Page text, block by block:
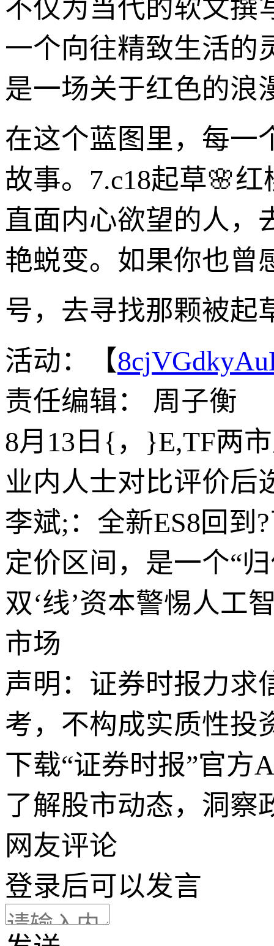
不仅为当代的软文撰
一个向往精致生活的
是一场关于红色的浪
在这个蓝图里，每一
故事。7.c18起草🌸
直面内心欲望的人，
艳蜕变。如果你也曾
号，去寻找那颗被起
活动：【
责任编辑： 周子衡
8月13日{，}E,TF两
业内人士对比评价后
李斌;：全新ES8回到
定价区间，是一个“
双‘线’资本警惕人工
市场
声明：证券时报力求
考，不构成实质性投
下载“证券时报”官方
了解股市动态，洞察
网友评论
登录后可以发言